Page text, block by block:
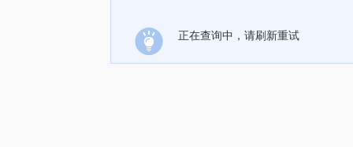
正在查询中，请刷新重试